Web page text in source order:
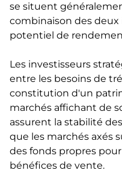
se situent
combinaison des deux
potentiel de
Les investisseurs
entre les besoins de
constitution d'un
marchés affichant de
assurent la stabilité
que les marchés axés
des fonds propres
bénéfices de vente.